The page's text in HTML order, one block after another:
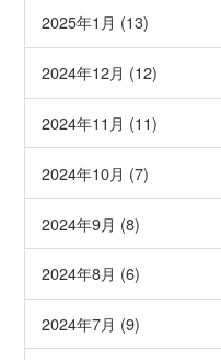
2025年1月 (13)
2024年12月 (12)
2024年11月 (11)
2024年10月 (7)
2024年9月 (8)
2024年8月 (6)
2024年7月 (9)